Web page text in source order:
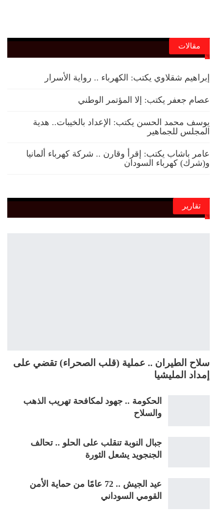
مقالات
إبراهيم شقلاوي يكتب: الكهرباء .. رواية الأسرار
عصام جعفر يكتب: إلا المؤتمر الوطني
يوسف محمد الحسن يكتب: الإعداد بالخيبات.. هدية
المجلس للجماهير
عامر باشاب يكتب: إقرأ وقارن .. شركة كهرباء ألمانيا
و(شرك) كهرباء السودان
تقارير
سلاح الطيران .. عملية (قلب الصحراء) تقضي على
إمداد المليشيا
الحكومة .. جهود لمكافحة تهريب الذهب
والسلاح
جبال النوبة تنقلب على الحلو .. تحالف
الجنجويد يشعل الثورة
عيد الجيش .. 72 عامًا من حماية الأمن
القومي السوداني